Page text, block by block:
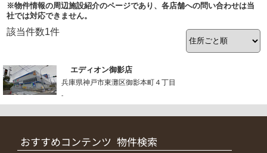
※物件情報の周辺施設紹介のページであり、各店舗への問い合わせは当
社では対応できません。
該当件数1件
エディオン御影店
兵庫県神戸市東灘区御影本町４丁目
-
おすすめコンテンツ 物件検索